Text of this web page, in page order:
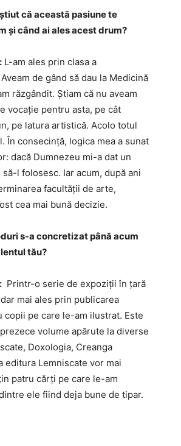
că această pasiune te
și când ai ales acest drum?
L-am ales prin clasa a
de gând să dau la Medicină
răzgândit. Știam că nu aveam
vocație pentru asta, pe cât
pe latura artistică. Acolo totul
În consecință, logica mea a sunat
dacă Dumnezeu mi-a dat un
l folosesc. Iar acum, după ani
facultății de arte,
cea mai bună decizie.
s-a concretizat până acum
tău?
Printr-o serie de expoziții în țară
mai ales prin publicarea
pe care le-am ilustrat. Este
volume apărute la diverse
Doxologia, Creanga
editura Lemniscate vor mai
patru cărți pe care le-am
ele fiind deja bune de tipar.